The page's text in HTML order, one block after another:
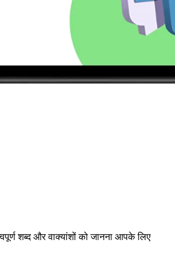
शब्द और वाक्यांशों को जानना आपके लिए